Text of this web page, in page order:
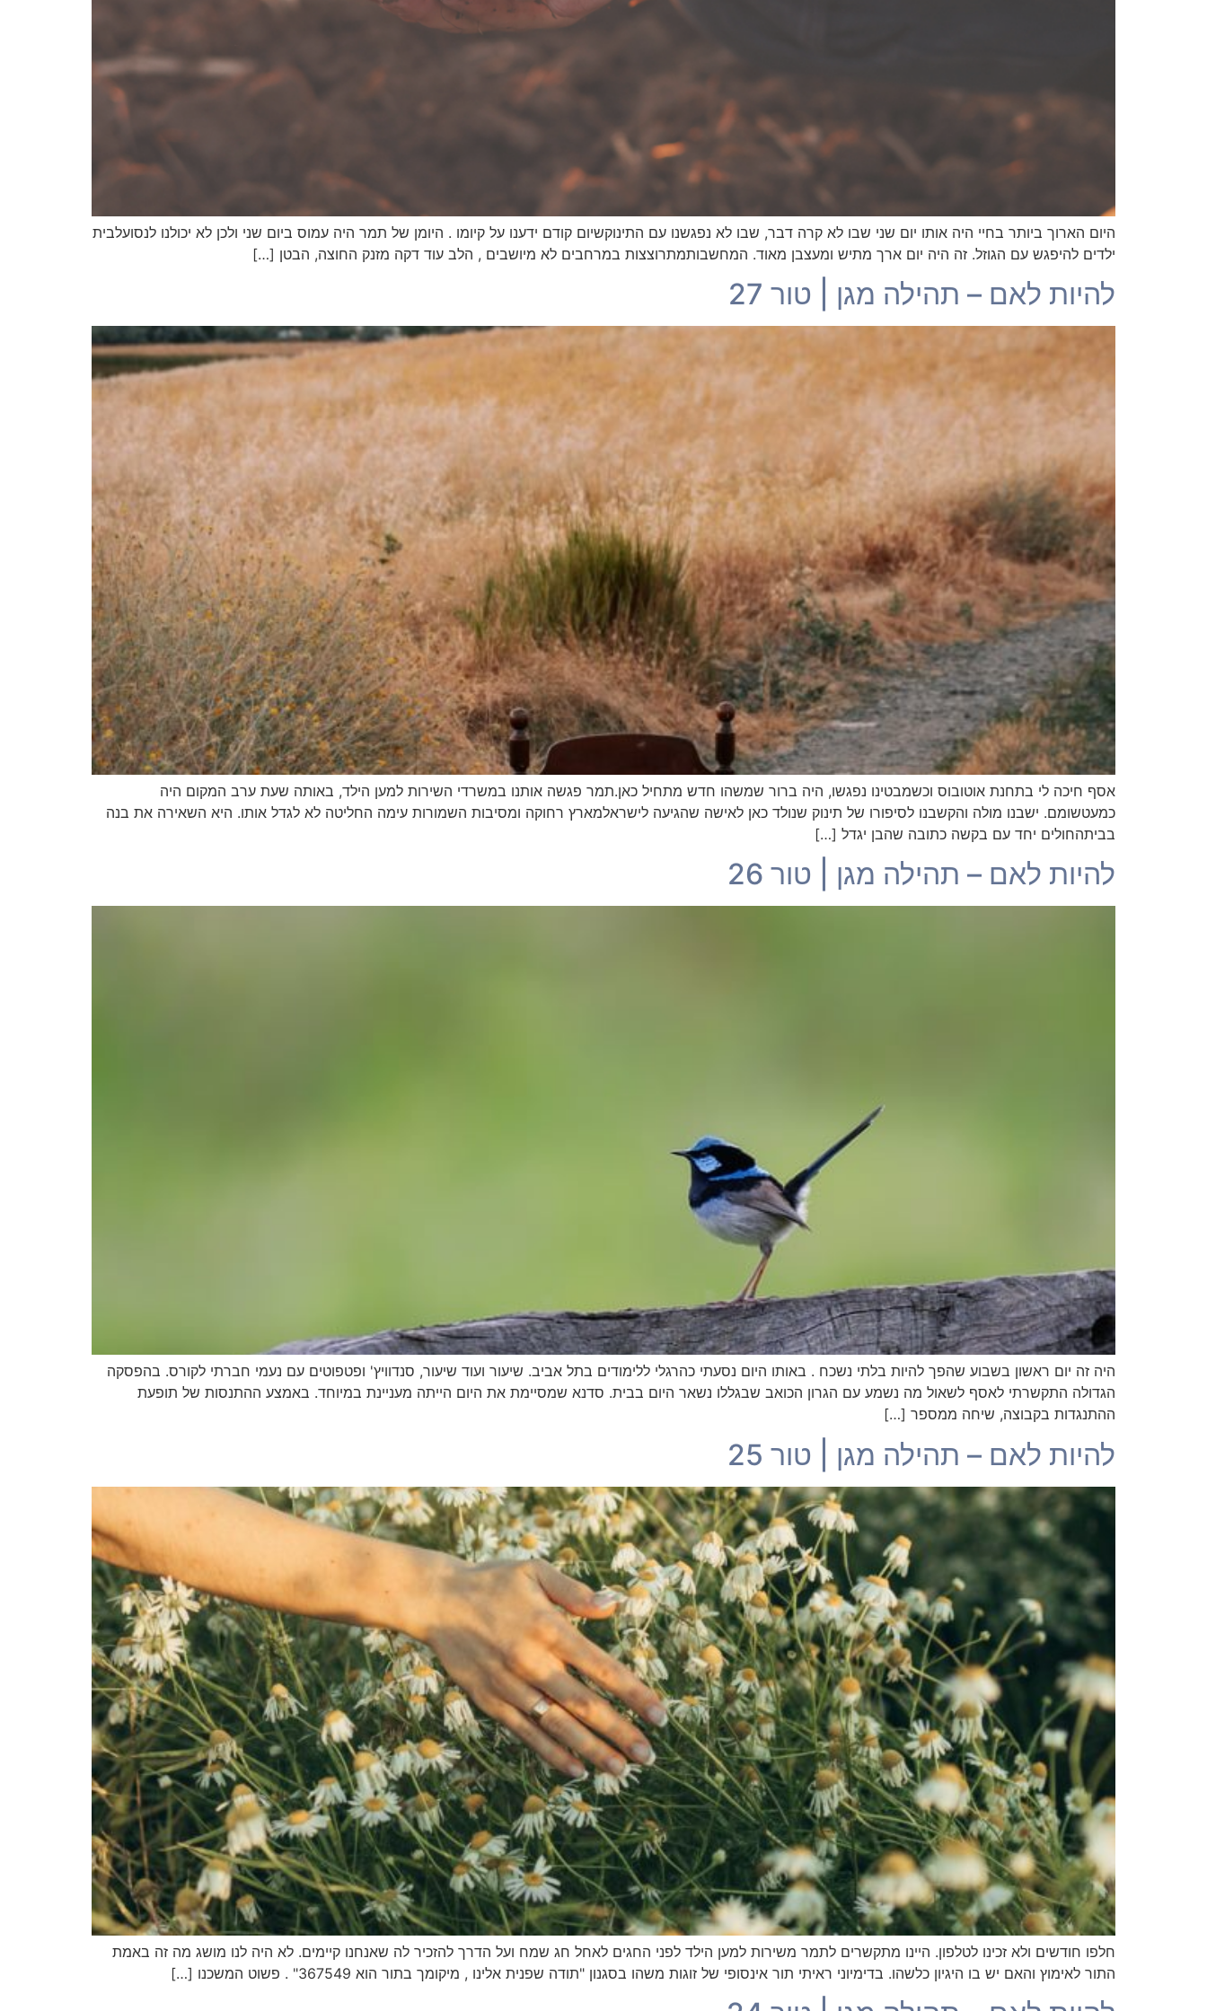
היום הארוך ביותר בחיי היה אותו יום שני שבו לא קרה דבר, שבו לא נפגשנו עם התינוקשיום קודם ידענו על קיומו . היומן של תמר היה עמוס ביום שני ולכן לא יכולנו לנסועלבית
ילדים להיפגש עם הגוזל. זה היה יום ארך מתיש ומעצבן מאוד. המחשבותמתרוצצות במרחבים לא מיושבים , הלב עוד דקה מזנק החוצה, הבטן […]
להיות לאם – תהילה מגן | טור 27
אסף חיכה לי בתחנת אוטובוס וכשמבטינו נפגשו, היה ברור שמשהו חדש מתחיל כאן.תמר פגשה אותנו במשרדי השירות למען הילד, באותה שעת ערב המקום היה
כמעטשומם. ישבנו מולה והקשבנו לסיפורו של תינוק שנולד כאן לאישה שהגיעה לישראלמארץ רחוקה ומסיבות השמורות עימה החליטה לא לגדל אותו. היא השאירה את בנה
בביתהחולים יחד עם בקשה כתובה שהבן יגדל […]
להיות לאם – תהילה מגן | טור 26
היה זה יום ראשון בשבוע שהפך להיות בלתי נשכח . באותו היום נסעתי כהרגלי ללימודים בתל אביב. שיעור ועוד שיעור, סנדוויץ' ופטפוטים עם נעמי חברתי לקורס. בהפסקה
הגדולה התקשרתי לאסף לשאול מה נשמע עם הגרון הכואב שבגללו נשאר היום בבית. סדנא שמסיימת את היום הייתה מעניינת במיוחד. באמצע ההתנסות של תופעת
ההתנגדות בקבוצה, שיחה ממספר […]
להיות לאם – תהילה מגן | טור 25
חלפו חודשים ולא זכינו לטלפון. היינו מתקשרים לתמר משירות למען הילד לפני החגים לאחל חג שמח ועל הדרך להזכיר לה שאנחנו קיימים. לא היה לנו מושג מה זה באמת
התור לאימוץ והאם יש בו היגיון כלשהו. בדימיוני ראיתי תור אינסופי של זוגות משהו בסגנון "תודה שפנית אלינו , מיקומך בתור הוא 367549" . פשוט המשכנו […]